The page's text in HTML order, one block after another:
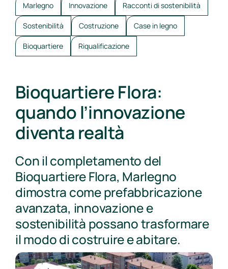
Marlegno Innovazione Racconti di sostenibilità
Sostenibilità Costruzione Case in legno
Bioquartiere Riqualificazione
Bioquartiere Flora:
quando l’innovazione
diventa realtà
Con il completamento del
Bioquartiere Flora, Marlegno
dimostra come prefabbricazione
avanzata, innovazione e
sostenibilità possano trasformare
il modo di costruire e abitare.